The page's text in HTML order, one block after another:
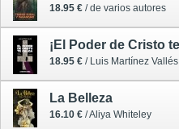
18.95 € / de varios autores
18.95 € / Luis Martínez Vallés
La Belleza
16.10 € / Aliya Whiteley